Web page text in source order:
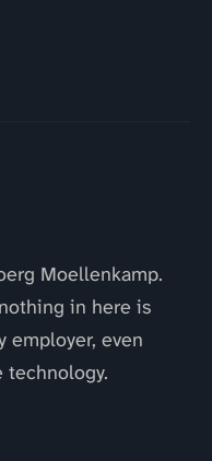
Moellenkamp.
in here is
employer, even
technology.